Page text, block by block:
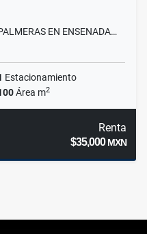
EN ENSENADA…
Estacionamiento
Área m2
Renta
$35,000MXN